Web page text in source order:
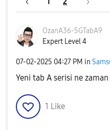
OzanA36-5GTabA9
Expert Level 4
‎07-02-2025 04:27 PM in
Yeni tab A serisi ne
1 Like